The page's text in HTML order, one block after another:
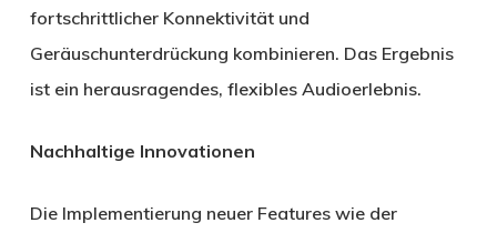
fortschrittlicher Konnektivität und
Geräuschunterdrückung kombinieren. Das Ergebnis
ist ein herausragendes, flexibles Audioerlebnis.
Nachhaltige Innovationen
Die Implementierung neuer Features wie der